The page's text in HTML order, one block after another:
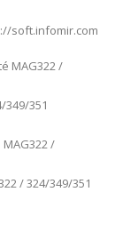
soft.infomir.com
MAG322 /
351
/
/ 324/349/351